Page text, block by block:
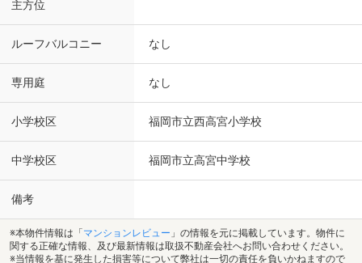
主方位
ルーフバルコニー なし
専用庭 なし
小学校区 福岡市立西高宮小学校
中学校区 福岡市立高宮中学校
備考
※本物件情報は「 マンションレビュー 」の情報を元に掲載しています。物件に
関する正確な情報、及び最新情報は取扱不動産会社へお問い合わせください。
※当情報を基に発生した損害等について弊社は一切の責任を負いかねますので